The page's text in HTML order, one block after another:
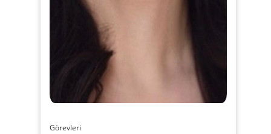
Görevleri